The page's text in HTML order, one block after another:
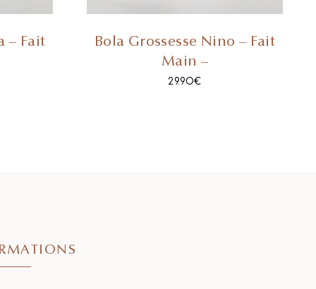
– Fait
Bola Grossesse Nino – Fait
Main –
29.90€